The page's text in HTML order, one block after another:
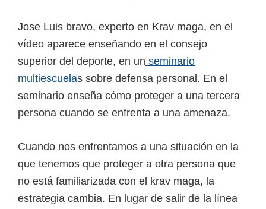
Jose Luis bravo, experto en Krav maga, en el
vídeo aparece enseñando en el consejo
superior del deporte, en un seminario
multiescuelas sobre defensa personal. En el
seminario enseña cómo proteger a una tercera
persona cuando se enfrenta a una amenaza.
Cuando nos enfrentamos a una situación en la
que tenemos que proteger a otra persona que
no está familiarizada con el krav maga, la
estrategia cambia. En lugar de salir de la línea